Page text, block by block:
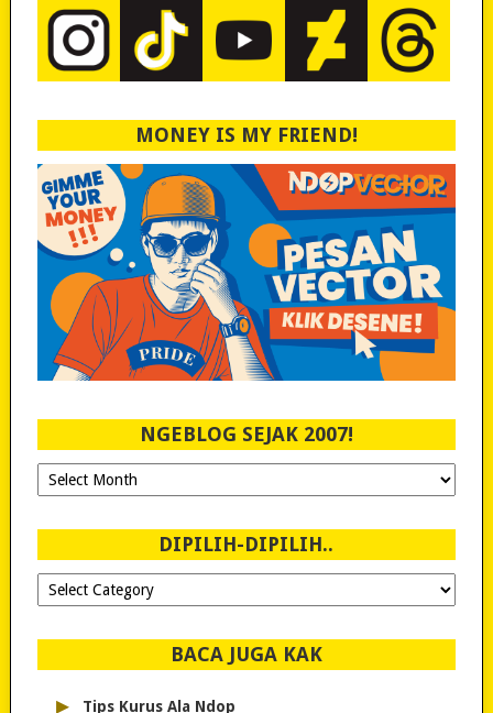
MONEY IS MY FRIEND!
NGEBLOG SEJAK 2007!
Ngeblog
Sejak
DIPILIH-DIPILIH..
Dipilih-
dipilih..
BACA JUGA KAK
▸ Tips Kurus Ala Ndop